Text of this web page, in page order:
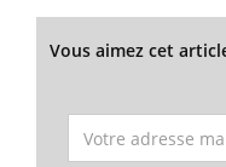
Vous aimez cet